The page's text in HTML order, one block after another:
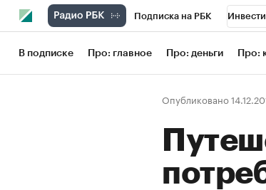
Подписка на РБК
Школа управления РБК
Рынок наличной валюты
В подписке Про: главное Про: деньги Про:
Опубликовано